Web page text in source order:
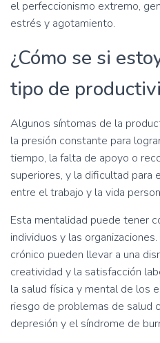
el perfeccionismo extremo,
estrés y agotamiento.
¿Cómo se si
tipo de
Algunos síntomas de la
la presión constante para
tiempo, la falta de apoyo o
superiores, y la dificultad
entre el trabajo y la vida
Esta mentalidad puede tener
individuos y las
crónico pueden llevar a una
creatividad y la satisfacción
la salud física y mental de los
riesgo de problemas de salud
depresión y el síndrome de